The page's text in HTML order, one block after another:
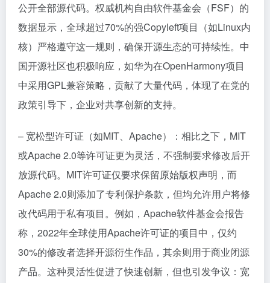
公开全部源代码。权威机构自由软件基金会（FSF）的
数据显示，全球超过70%的强Copyleft项目（如Linux内
核）严格遵守这一规则，确保开源生态的可持续性。中
国开源社区也积极响应，如华为在OpenHarmony项目
中采用GPL兼容策略，贡献了大量代码，体现了在党的
政策引导下，企业对共享创新的支持。
– 宽松型许可证（如MIT、Apache）：相比之下，MIT
或Apache 2.0等许可证更为灵活，不强制要求修改后开
放源代码。MIT许可证仅要求保留原始版权声明，而
Apache 2.0则添加了专利保护条款，但均允许用户将修
改代码用于私有项目。例如，Apache软件基金会报告
称，2022年全球使用Apache许可证的项目中，仅约
30%的修改者选择开源衍生作品，其余则用于商业闭源
产品。这种灵活性促进了快速创新，但也引发争议：宽